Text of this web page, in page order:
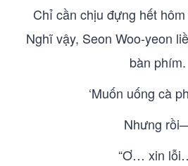
Chỉ cần chịu đựng hết
Nghĩ vậy, Seon Woo-yeon
bàn phím.
‘Muốn uống cà
Nhưng
“Ơ… xin